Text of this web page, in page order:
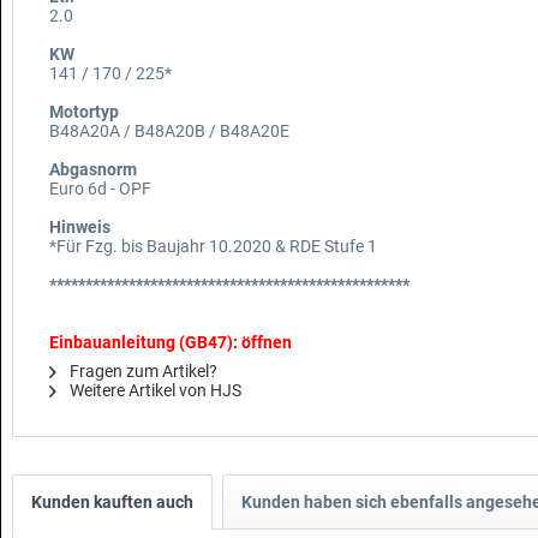
2.0
KW
141 / 170 / 225*
Motortyp
B48A20A / B48A20B / B48A20E
Abgasnorm
Euro 6d - OPF
Hinweis
*Für Fzg. bis Baujahr 10.2020 & RDE Stufe 1
**************************************************
Einbauanleitung (GB47): öffnen
Fragen zum Artikel?
Weitere Artikel von HJS
Kunden kauften auch Kunden haben sich ebenfalls